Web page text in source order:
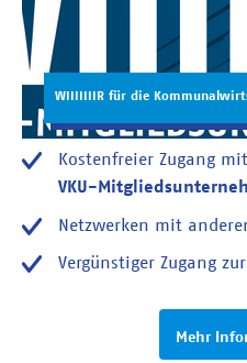
WIIIIIIIR für die
Kostenfreier Zugang
VKU-
Netzwerken mit
Vergünstiger Zugang zur
Mehr